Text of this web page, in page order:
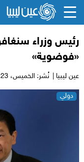
رئيس وزراء
«فوضوية»
عين ليبيا | نُشر: الخميس،
دولي